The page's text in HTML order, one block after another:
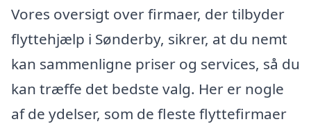
Vores oversigt over firmaer, der tilbyder
flyttehjælp i Sønderby, sikrer, at du nemt
kan sammenligne priser og services, så du
kan træffe det bedste valg. Her er nogle
af de ydelser, som de fleste flyttefirmaer